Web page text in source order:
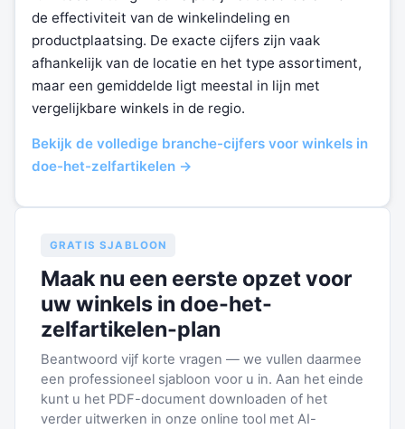
de effectiviteit van de winkelindeling en
productplaatsing. De exacte cijfers zijn vaak
afhankelijk van de locatie en het type assortiment,
maar een gemiddelde ligt meestal in lijn met
vergelijkbare winkels in de regio.
Bekijk de volledige branche-cijfers voor winkels in
doe-het-zelfartikelen →
GRATIS SJABLOON
Maak nu een eerste opzet voor
uw winkels in doe-het-
zelfartikelen-plan
Beantwoord vijf korte vragen — we vullen daarmee
een professioneel sjabloon voor u in. Aan het einde
kunt u het PDF-document downloaden of het
verder uitwerken in onze online tool met AI-